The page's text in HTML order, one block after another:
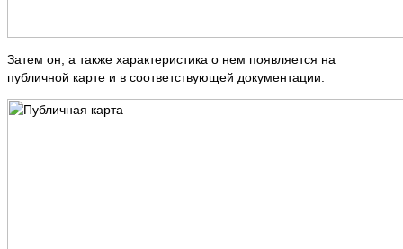
Затем он, а также характеристика о нем появляется на
публичной карте и в соответствующей документации.